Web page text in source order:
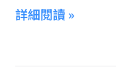
詳細閱讀 »